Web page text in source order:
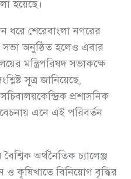
হয়েছে।
ধরে শেরেবাংলা নগরের
অনুষ্ঠিত হলেও এবার
মন্ত্রিপরিষদ সভাকক্ষে
সূত্র জানিয়েছে,
প্রশাসনিক
এনে এই পরিবর্তন
অর্থনৈতিক চ্যালেঞ্জ
কৃষিখাতে বিনিয়োগ বৃদ্ধির